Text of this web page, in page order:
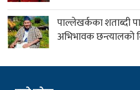
पाल्लेखर्कका शताब्दी
अभिभावक छन्त्यालको